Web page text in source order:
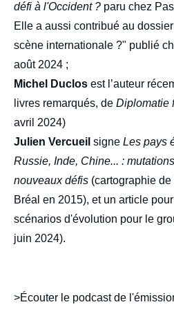
défi à l'Occident ? paru chez
Elle a aussi contribué au
scène internationale ?" publié
août 2024 ;
Michel Duclos est l’auteur
livres remarqués, de Diplomatie
avril 2024)
Julien Vercueil signe Les pays
Russie, Inde, Chine... :
nouveaux défis (cartographie
Bréal en 2015), et un article pour
scénarios d'évolution pour le
juin 2024).
>Écouter le podcast de